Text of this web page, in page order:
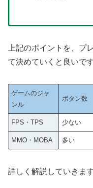
上記のポイントを、プ
て決めていくと良いです
ゲームのジャ
ンル
ボタン数
FPS・TPS 少ない
MMO・MOBA 多い
詳しく解説していきます